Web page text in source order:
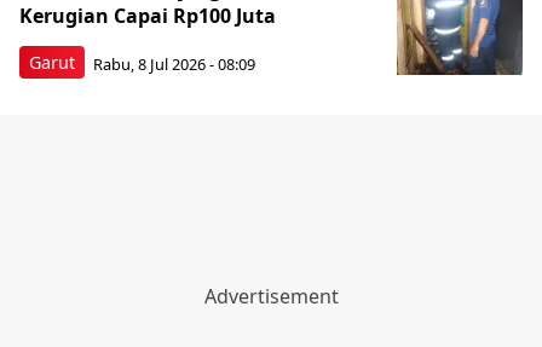
Garut
Kerugian Capai Rp100 Juta
Rabu, 8 Jul 2026 - 08:09